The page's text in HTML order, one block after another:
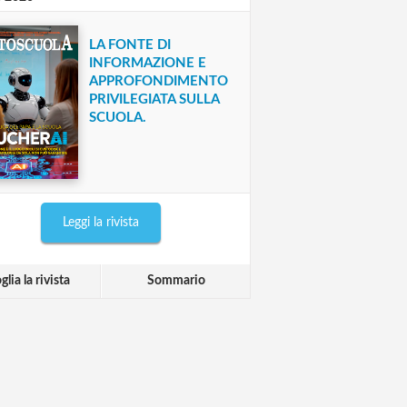
LA FONTE DI
INFORMAZIONE E
APPROFONDIMENTO
PRIVILEGIATA SULLA
SCUOLA.
Leggi la rivista
la rivista Sommario